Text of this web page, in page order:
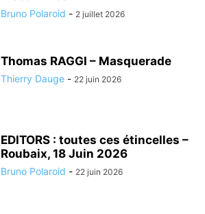
Bruno Polaroid - 2 juillet 2026
Thomas RAGGI – Masquerade
Thierry Dauge - 22 juin 2026
EDITORS : toutes ces étincelles –
Roubaix, 18 Juin 2026
Bruno Polaroid - 22 juin 2026